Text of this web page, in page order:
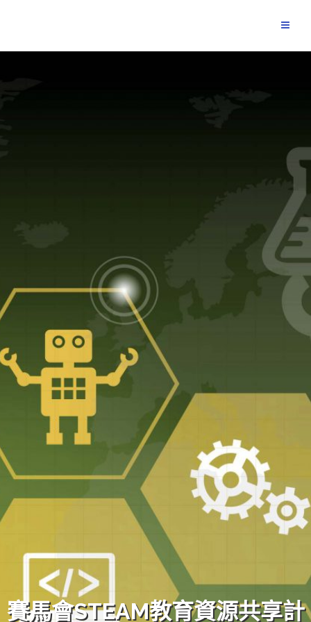
賽馬會STEAM教育資源共享計